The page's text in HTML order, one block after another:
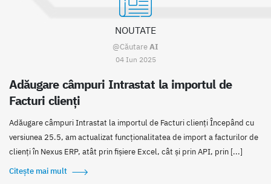
NOUTATE
@CăutareAI
04 Iun 2025
Adăugare câmpuri Intrastat la importul de
Facturi clienți
Adăugare câmpuri Intrastat la importul de Facturi clienți Începând cu
versiunea 25.5, am actualizat funcționalitatea de import a facturilor de
clienți în Nexus ERP, atât prin fișiere Excel, cât și prin API, prin [...]
Citește mai mult